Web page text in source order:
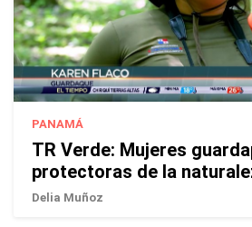
PANAMÁ
TR Verde: Mujeres
protectoras de la
Delia Muñoz